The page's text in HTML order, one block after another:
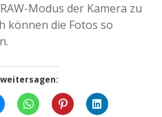
Modus der Kamera zu
können die Fotos so